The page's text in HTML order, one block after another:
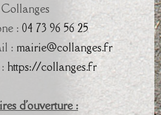
Collanges
: 04 73 96 56 25
: mairie@collanges.fr
https://collanges.fr
d'ouverture :